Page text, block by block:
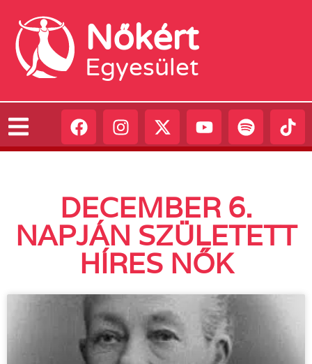
Nőkért
Egyesület
DECEMBER 6.
NAPJÁN SZÜLETETT
HÍRES NŐK